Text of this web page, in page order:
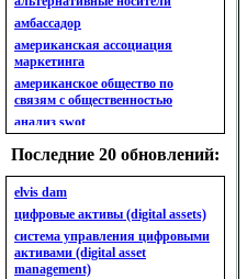
амбассадор
американская ассоциация
маркетинга
американское общество по
связям с общественностью
анализ swot
анализ бизнес-портфеля
анализ имиджа
анализ кластерный
анализ конкурентов
анализ кросс-культурных
особенностей
Последние 20 обновлений:
elvis dam
цифровые активы (digital assets)
система управления цифровыми
активами (digital asset
management)